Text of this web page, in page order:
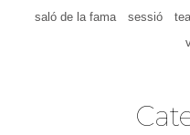
saló de la fama
sessió